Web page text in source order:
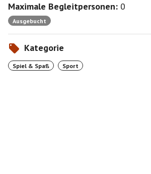
Maximale Begleitpersonen: 0
Ausgebucht
Kategorie
Spiel & Spaß Sport